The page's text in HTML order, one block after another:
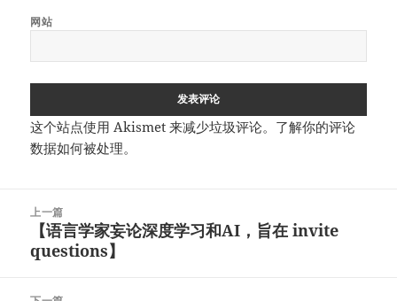
网站
这个站点使用 Akismet 来减少垃圾评论。 了解你的评论
数据如何被处理。
上一篇
上
篇
章：
【语言学家妄论深度学习和AI，旨在 invite
questions】